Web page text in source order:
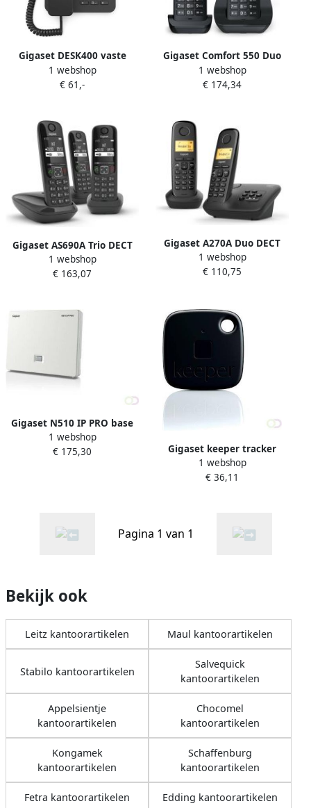
Gigaset DESK400 vaste
telefoon zwart
1 webshop
€ 61,-
Gigaset Comfort 550 Duo
DECT draadloze telefoon
met extra handset zwart
1 webshop
€ 174,34
Gigaset AS690A Trio DECT
draadloze telefoon met 2
extra handsets zwart
1 webshop
€ 163,07
Gigaset A270A Duo DECT
draadloze telefoon met
antwoordapparaat met
1 webshop
€ 110,75
Gigaset N510 IP PRO base
DECT IP-basisstation voor
mobiele communicatie
1 webshop
€ 175,30
Gigaset keeper tracker
zwart
1 webshop
€ 36,11
Pagina 1 van 1
Bekijk ook
Leitz kantoorartikelen Maul kantoorartikelen
Stabilo kantoorartikelen
Salvequick
kantoorartikelen
Appelsientje
kantoorartikelen
Chocomel
kantoorartikelen
Kongamek
kantoorartikelen
Schaffenburg
kantoorartikelen
Fetra kantoorartikelen Edding kantoorartikelen